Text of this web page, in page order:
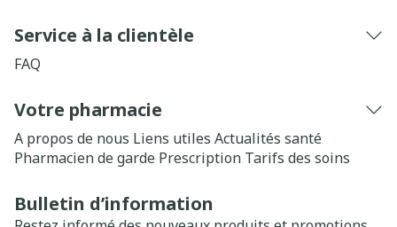
Service à la clientèle
FAQ
Votre pharmacie
A propos de nous Liens utiles Actualités santé
Pharmacien de garde Prescription Tarifs des soins
Bulletin d’information